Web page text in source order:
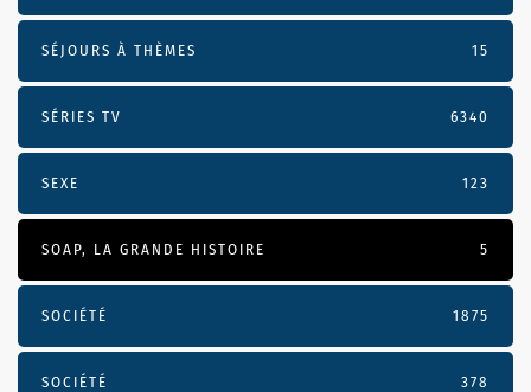
SÉJOURS À THÈMES 15
SÉRIES TV 6340
SEXE 123
SOAP, LA GRANDE HISTOIRE 5
SOCIÉTÉ 1875
SOCIÉTÉ 378